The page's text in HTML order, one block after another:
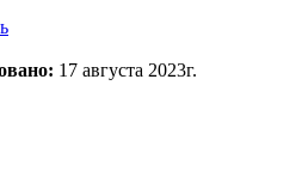
17 августа 2023г.